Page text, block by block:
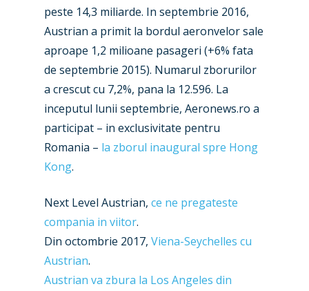
peste 14,3 miliarde. In septembrie 2016,
Austrian a primit la bordul aeronvelor sale
aproape 1,2 milioane pasageri (+6% fata
de septembrie 2015). Numarul zborurilor
a crescut cu 7,2%, pana la 12.596. La
inceputul lunii septembrie, Aeronews.ro a
participat – in exclusivitate pentru
Romania – la zborul inaugural spre Hong
Kong.
Next Level Austrian, ce ne pregateste
compania in viitor.
Din octombrie 2017, Viena-Seychelles cu
Austrian.
Austrian va zbura la Los Angeles din
Industry
Accidents / Incidents
Airshows
Dubai 2025
Paris 2025
Farnborough 2024
Farnborough 2022
Business Jets
Military
Trip Reports
Jobs
Contact